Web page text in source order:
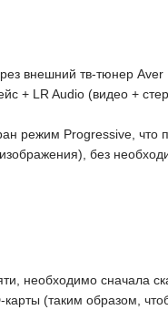
внешний тв-тюнер
+ LR Audio (видео +
режим Progressive, что
без
необходимо сначала
(таким образом,